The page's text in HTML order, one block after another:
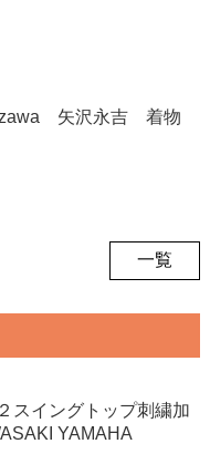
矢沢永吉 着物
一覧
イングトップ刺繍加
YAMAHA